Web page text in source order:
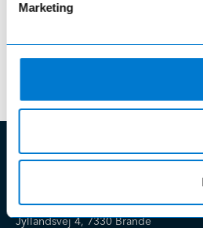
Marketing
* Max 1.000
EJNER HESSEL
Ejner Hessel A/S
Jyllandsvej 4, 7330 Brande